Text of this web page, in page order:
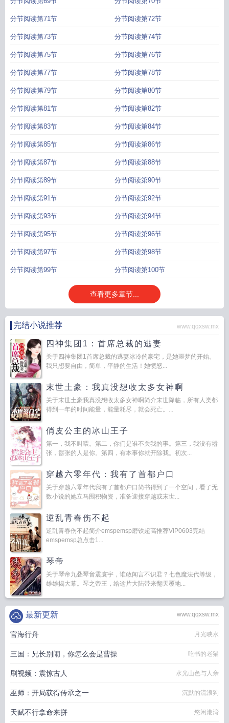
分节阅读第71节 分节阅读第72节
分节阅读第73节 分节阅读第74节
分节阅读第75节 分节阅读第76节
分节阅读第77节 分节阅读第78节
分节阅读第79节 分节阅读第80节
分节阅读第81节 分节阅读第82节
分节阅读第83节 分节阅读第84节
分节阅读第85节 分节阅读第86节
分节阅读第87节 分节阅读第88节
分节阅读第89节 分节阅读第90节
分节阅读第91节 分节阅读第92节
分节阅读第93节 分节阅读第94节
分节阅读第95节 分节阅读第96节
分节阅读第97节 分节阅读第98节
分节阅读第99节 分节阅读第100节
查看更多章节...
完结小说推荐 www.qqxsw.mx
四神集团1：首席总裁的逃妻
关于四神集团1首席总裁的逃妻冰冷的豪宅，是她噩梦的开始。
我只想要自由，简单，平静的生活！她愤怒...
末世土豪：我真没想收太多女神啊
关于末世土豪我真没想收太多女神啊简介末世降临，所有人类都
得到一年的时间能量，能量耗尽，就会死亡。...
俏皮公主的冰山王子
第一，我不叫喂。第二，你们是谁不关我的事。第三，我没有嚣
张，嚣张的人是你。第四，有本事你就开除我。初次...
穿越六零年代：我有了首都户口
关于穿越六零年代我有了首都户口简书得到了一个空间，看了无
数小说的她立马囤积物资，准备迎接穿越或末世...
逆乱青春伤不起
逆乱青春伤不起简介emspemsp磨铁超高推荐VIP0603完结
emspemsp总点击1...
琴帝
关于琴帝九叠琴音震寰宇，谁敢闻言不识君？七色魔法代等级，
雄雄揭大幕。琴之帝王，给这片大陆带来翻天覆地...
www.qqxsw.mx
最新更新
官海行舟 月光映水
三国：兄长别闹，你怎么会是曹操 吃书的老猫
刷视频：震惊古人 水光山色与人亲
巫师：开局获得传承之一 沉默的流浪狗
天赋不行拿命来拼 悠闲港湾